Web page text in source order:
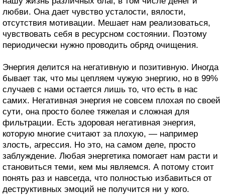
любви. Она дает чувство усталости, вялости,
отсутствия мотивации. Мешает нам реализоваться,
чувствовать себя в ресурсном состоянии. Поэтому
периодически нужно проводить обряд очищения.
Энергия делится на негативную и позитивную. Иногда
бывает так, что мы цепляем чужую энергию, но в 99%
случаев с нами остается лишь то, что есть в нас
самих. Негативная энергия не совсем плохая по своей
сути, она просто более тяжелая и сложная для
фильтрации. Есть здоровая негативная энергия,
которую многие считают за плохую, — например
злость, агрессия. Но это, на самом деле, просто
заблуждение. Любая энергетика помогает нам расти и
становиться теми, кем мы являемся. А потому стоит
понять раз и навсегда, что полностью избавиться от
деструктивных эмоций не получится ни у кого.